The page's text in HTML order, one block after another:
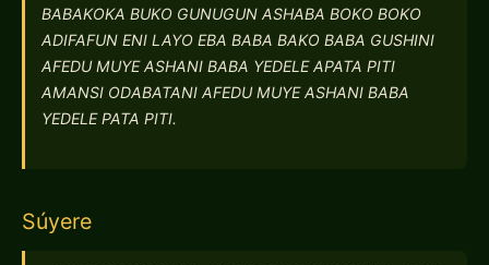
BABAKOKA BUKO GUNUGUN ASHABA BOKO BOKO
ADIFAFUN ENI LAYO EBA BABA BAKO BABA GUSHINI
AFEDU MUYE ASHANI BABA YEDELE APATA PITI
AMANSI ODABATANI AFEDU MUYE ASHANI BABA
YEDELE PATA PITI.
Súyere